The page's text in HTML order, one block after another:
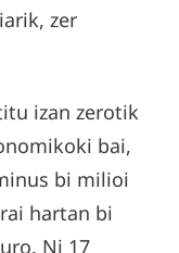
zer
izan zerotik
bai,
bi milioi
hartan bi
Ni 17